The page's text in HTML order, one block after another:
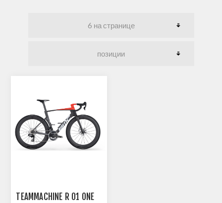
TEAMMACHINE R 01 ONE